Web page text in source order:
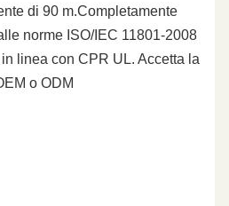
di 90 m.Completamente
norme ISO/IEC 11801-2008
linea con CPR UL. Accetta la
o ODM